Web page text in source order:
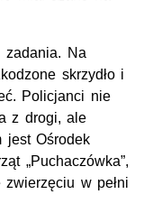
zadania. Na
skrzydło i
Policjanci nie
z drogi, ale
jest Ośrodek
„Puchaczówka”,
w pełni